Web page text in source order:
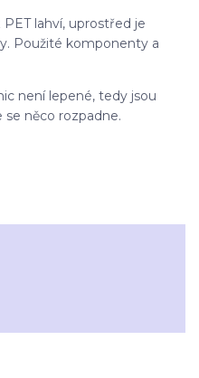
lahví, uprostřed je
Použité komponenty a
není lepené, tedy jsou
se něco rozpadne.